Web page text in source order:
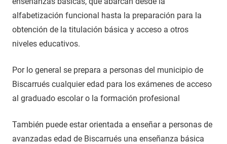
alfabetización funcional hasta la preparación para la
obtención de la titulación básica y acceso a otros
niveles educativos.
Por lo general se prepara a personas del municipio de
Biscarrués cualquier edad para los exámenes de acceso
al graduado escolar o la formación profesional
También puede estar orientada a enseñar a personas de
avanzadas edad de Biscarrués una enseñanza básica